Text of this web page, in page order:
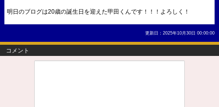
明日のブログは20歳の誕生日を迎えた甲田くんです！！！よろしく！
更新日：2025年10月30日 00:00:00
コメント